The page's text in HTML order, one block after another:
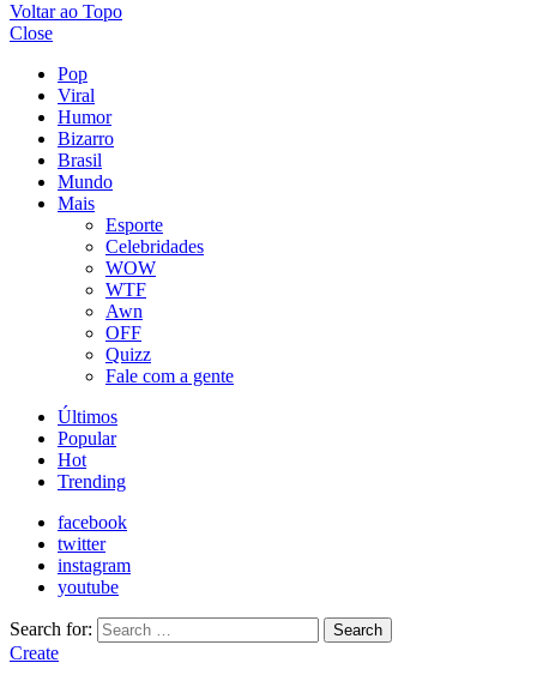
Voltar ao Topo
Close
Pop
Viral
Humor
Bizarro
Brasil
Mundo
Mais
Esporte
Celebridades
WOW
WTF
Awn
OFF
Quizz
Fale com a gente
Últimos
Popular
Hot
Trending
facebook
twitter
instagram
youtube
Search for: Search
Create